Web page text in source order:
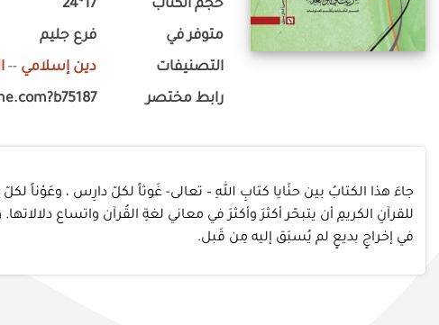
حجم الكتاب 17*24
متوفر في فرع جليم
التصنيفات دين إسلامي --
رابط مختصر
جاءَ هذا الكتابُ بين حنَايا كتابِ اللهِ – تعالى- غَوثاً لكلّ دارِس ، وعَوْناً
للقرآنِ الكريمِ أن يتبحّر أكثرَ وأكثرَ في معاني لغةِ القُرآن واتساع
في إخراجٍ بديعٍ لم يُسبَق إليه مِن قَبل.